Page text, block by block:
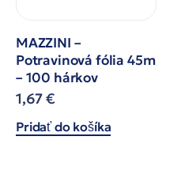
MAZZINI –
Potravinová fólia 45m
– 100 hárkov
1,67€
Pridať do košíka